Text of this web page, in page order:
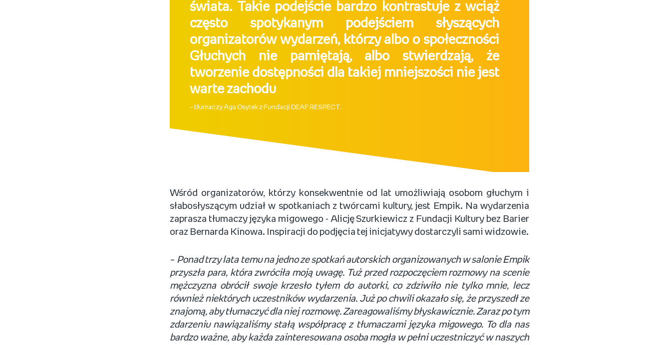
świata. Takie podejście bardzo kontrastuje z wciąż
często spotykanym podejściem słyszących
organizatorów wydarzeń, którzy albo o społeczności
Głuchych nie pamiętają, albo stwierdzają, że
tworzenie dostępności dla takiej mniejszości nie jest
warte zachodu
– tłumaczy Aga Osytek z Fundacji DEAF RESPECT.
Wśród organizatorów, którzy konsekwentnie od lat umożliwiają osobom głuchym i
słabosłyszącym udział w spotkaniach z twórcami kultury, jest Empik. Na wydarzenia
zaprasza tłumaczy języka migowego - Alicję Szurkiewicz z Fundacji Kultury bez Barier
oraz Bernarda Kinowa. Inspiracji do podjęcia tej inicjatywy dostarczyli sami widzowie.
– Ponad trzy lata temu na jedno ze spotkań autorskich organizowanych w salonie Empik
przyszła para, która zwróciła moją uwagę. Tuż przed rozpoczęciem rozmowy na scenie
mężczyzna obrócił swoje krzesło tyłem do autorki, co zdziwiło nie tylko mnie, lecz
również niektórych uczestników wydarzenia. Już po chwili okazało się, że przyszedł ze
znajomą, aby tłumaczyć dla niej rozmowę. Zareagowaliśmy błyskawicznie. Zaraz po tym
zdarzeniu nawiązaliśmy stałą współpracę z tłumaczami języka migowego. To dla nas
bardzo ważne, aby każda zainteresowana osoba mogła w pełni uczestniczyć w naszych